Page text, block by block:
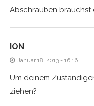
Abschrauben brauchst
ION
Januar 18, 2013 - 16:16
Um deinem
ziehen?